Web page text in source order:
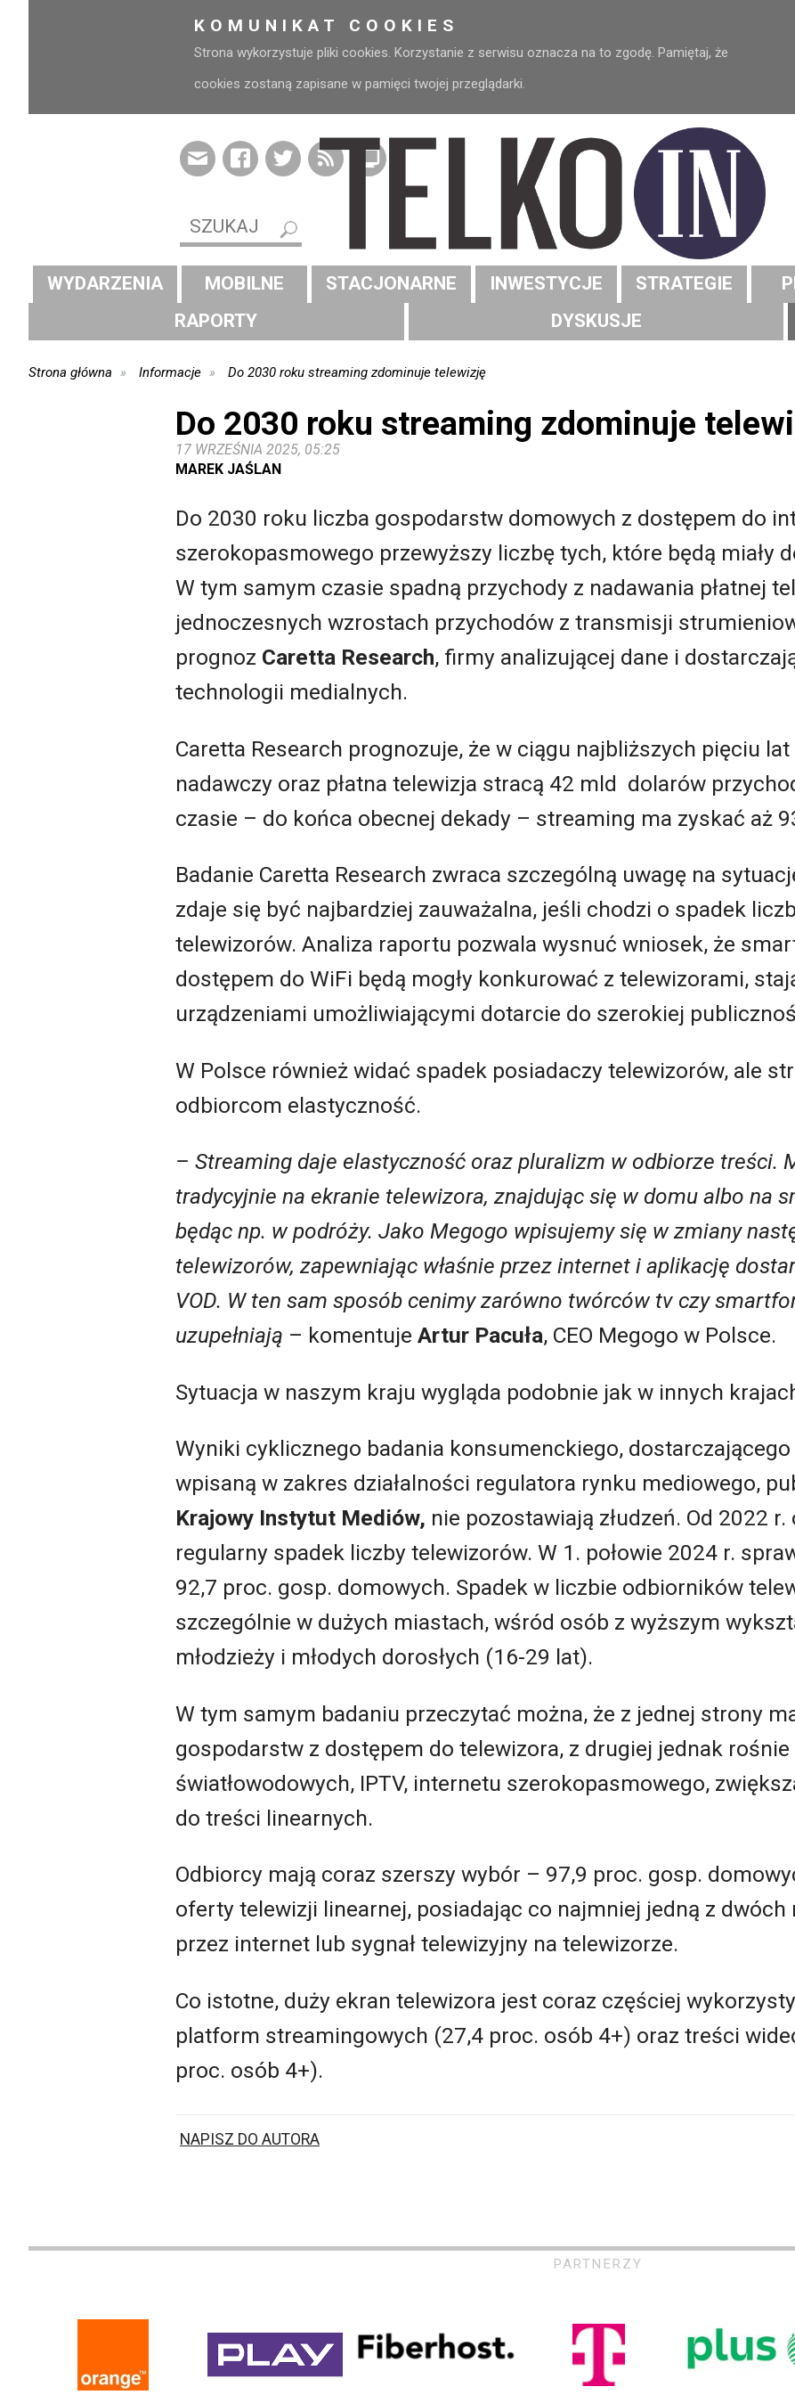
KOMUNIKAT COOKIES
Strona wykorzystuje pliki cookies. Korzystanie z serwisu oznacza na to zgodę. Pamiętaj, że
cookies zostaną zapisane w pamięci twojej przeglądarki.
WYDARZENIA MOBILNE STACJONARNE INWESTYCJE STRATEGIE
RAPORTY
DYSKUSJE
Strona główna Informacje Do 2030 roku streaming zdominuje telewizję
Do 2030 roku streaming zdominuje
17 WRZEŚNIA 2025, 05:25
MAREK JAŚLAN
Do 2030 roku liczba gospodarstw domowych z dostępem do
szerokopasmowego przewyższy liczbę tych, które będą miały
W tym samym czasie spadną przychody z nadawania płatnej
jednoczesnych wzrostach przychodów z transmisji
prognoz Caretta Research, firmy analizującej dane i
technologii medialnych.
Caretta Research prognozuje, że w ciągu najbliższych pięciu
nadawczy oraz płatna telewizja stracą 42 mld dolarów
czasie – do końca obecnej dekady – streaming ma zyskać aż
Badanie Caretta Research zwraca szczególną uwagę na
zdaje się być najbardziej zauważalna, jeśli chodzi o spadek
telewizorów. Analiza raportu pozwala wysnuć wniosek, że
dostępem do WiFi będą mogły konkurować z telewizorami,
urządzeniami umożliwiającymi dotarcie do szerokiej
W Polsce również widać spadek posiadaczy telewizorów, ale
odbiorcom elastyczność.
– Streaming daje elastyczność oraz pluralizm w odbiorze treści.
tradycyjnie na ekranie telewizora, znajdując się w domu albo na
będąc np. w podróży. Jako Megogo wpisujemy się w zmiany
telewizorów, zapewniając właśnie przez internet i aplikację
VOD. W ten sam sposób cenimy zarówno twórców tv czy
uzupełniają – komentuje Artur Pacuła, CEO Megogo w Polsce.
Sytuacja w naszym kraju wygląda podobnie jak w innych
Wyniki cyklicznego badania konsumenckiego,
wpisaną w zakres działalności regulatora rynku mediowego,
Krajowy Instytut Mediów, nie pozostawiają złudzeń. Od 2022
regularny spadek liczby telewizorów. W 1. połowie 2024 r.
92,7 proc. gosp. domowych. Spadek w liczbie odbiorników
szczególnie w dużych miastach, wśród osób z wyższym
młodzieży i młodych dorosłych (16-29 lat).
W tym samym badaniu przeczytać można, że z jednej strony
gospodarstw z dostępem do telewizora, z drugiej jednak rośnie
światłowodowych, IPTV, internetu szerokopasmowego,
do treści linearnych.
Odbiorcy mają coraz szerszy wybór – 97,9 proc. gosp.
oferty telewizji linearnej, posiadając co najmniej jedną z
przez internet lub sygnał telewizyjny na telewizorze.
Co istotne, duży ekran telewizora jest coraz częściej
platform streamingowych (27,4 proc. osób 4+) oraz treści
proc. osób 4+).
NAPISZ DO AUTORA
PARTNERZY